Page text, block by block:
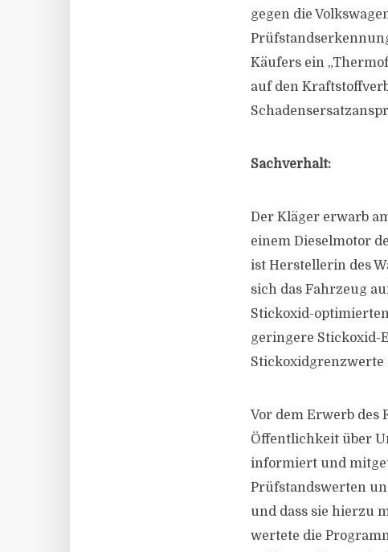
gegen die
Käufers ein
auf den
Sachverhalt:
Der Kläger erwarb
einem Dieselmotor
ist Herstellerin des
sich das Fahrzeug
Stickoxid-
geringere Stickoxid-
Stickoxidgrenzwerte
Vor dem Erwerb des
Öffentlichkeit über
informiert und
Prüfstandswerten
und dass sie hierzu
wertete die